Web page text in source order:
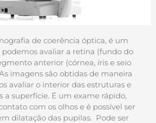
de coerência óptica, é um
avaliar a retina (fundo do
anterior (córnea, íris e seio
imagens são obtidas de maneira
avaliar o interior das estruturas e
a superfície. É um exame rápido,
com os olhos e é possível ser
dilatação das pupilas. Pode ser